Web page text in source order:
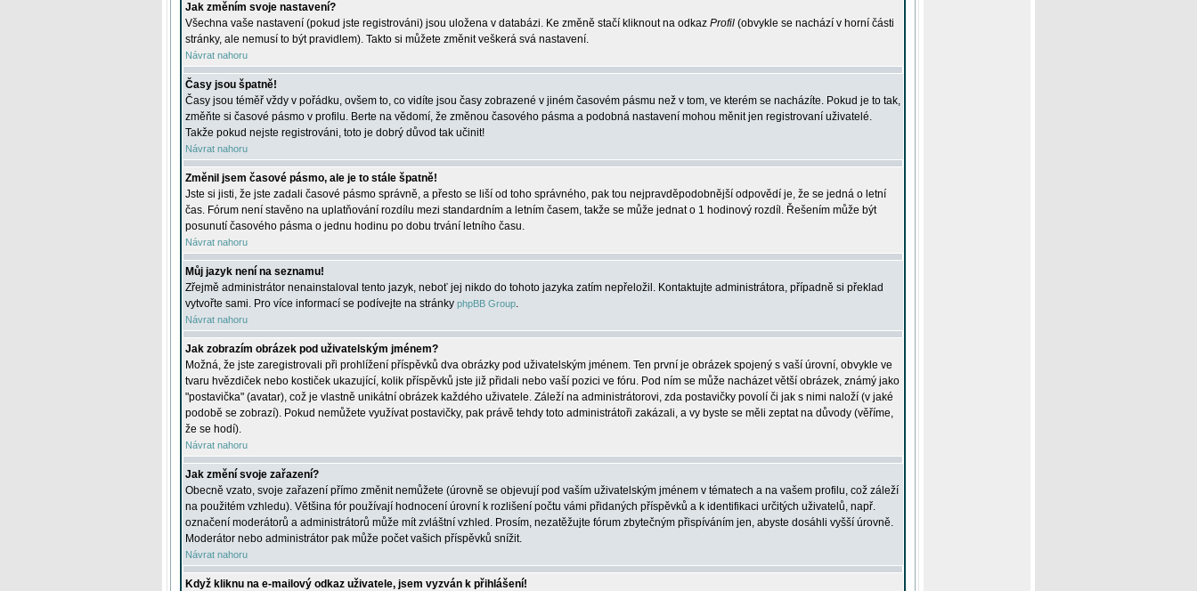
Jak změním svoje nastavení?
Všechna vaše nastavení (pokud jste registrováni) jsou uložena v databázi. Ke změně stačí kliknout na odkaz Profil (obvykle se nachází v horní části
stránky, ale nemusí to být pravidlem). Takto si můžete změnit veškerá svá nastavení.
Návrat nahoru
Časy jsou špatně!
Časy jsou téměř vždy v pořádku, ovšem to, co vidíte jsou časy zobrazené v jiném časovém pásmu než v tom, ve kterém se nacházíte. Pokud je to tak,
změňte si časové pásmo v profilu. Berte na vědomí, že změnou časového pásma a podobná nastavení mohou měnit jen registrovaní uživatelé.
Takže pokud nejste registrováni, toto je dobrý důvod tak učinit!
Návrat nahoru
Změnil jsem časové pásmo, ale je to stále špatně!
Jste si jisti, že jste zadali časové pásmo správně, a přesto se liší od toho správného, pak tou nejpravděpodobnější odpovědí je, že se jedná o letní
čas. Fórum není stavěno na uplatňování rozdílu mezi standardním a letním časem, takže se může jednat o 1 hodinový rozdíl. Řešením může být
posunutí časového pásma o jednu hodinu po dobu trvání letního času.
Návrat nahoru
Můj jazyk není na seznamu!
Zřejmě administrátor nenainstaloval tento jazyk, neboť jej nikdo do tohoto jazyka zatím nepřeložil. Kontaktujte administrátora, případně si překlad
vytvořte sami. Pro více informací se podívejte na stránky phpBB Group.
Návrat nahoru
Jak zobrazím obrázek pod uživatelským jménem?
Možná, že jste zaregistrovali při prohlížení příspěvků dva obrázky pod uživatelským jménem. Ten první je obrázek spojený s vaší úrovní, obvykle ve
tvaru hvězdiček nebo kostiček ukazující, kolik příspěvků jste již přidali nebo vaší pozici ve fóru. Pod ním se může nacházet větší obrázek, známý jako
"postavička" (avatar), což je vlastně unikátní obrázek každého uživatele. Záleží na administrátorovi, zda postavičky povolí či jak s nimi naloží (v jaké
podobě se zobrazí). Pokud nemůžete využívat postavičky, pak právě tehdy toto administrátoři zakázali, a vy byste se měli zeptat na důvody (věříme,
že se hodí).
Návrat nahoru
Jak změní svoje zařazení?
Obecně vzato, svoje zařazení přímo změnit nemůžete (úrovně se objevují pod vaším uživatelským jménem v tématech a na vašem profilu, což záleží
na použitém vzhledu). Většina fór používají hodnocení úrovní k rozlišení počtu vámi přidaných příspěvků a k identifikaci určitých uživatelů, např.
označení moderátorů a administrátorů může mít zvláštní vzhled. Prosím, nezatěžujte fórum zbytečným přispíváním jen, abyste dosáhli vyšší úrovně.
Moderátor nebo administrátor pak může počet vašich příspěvků snížit.
Návrat nahoru
Když kliknu na e-mailový odkaz uživatele, jsem vyzván k přihlášení!